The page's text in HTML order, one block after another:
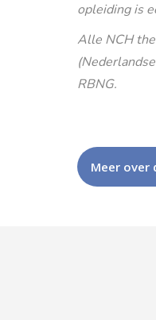
opleiding is
Alle NCH
RBNG.
Meer over